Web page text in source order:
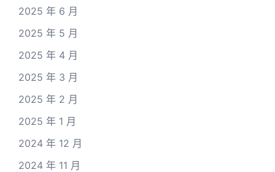
2025 年 6 月
2025 年 5 月
2025 年 4 月
2025 年 3 月
2025 年 2 月
2025 年 1 月
2024 年 12 月
2024 年 11 月